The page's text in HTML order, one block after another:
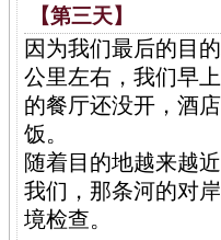
【第三天】
因为我们最后的目
公里左右，我们早
的餐厅还没开，酒
饭。
随着目的地越来越
我们，那条河的对
境检查。